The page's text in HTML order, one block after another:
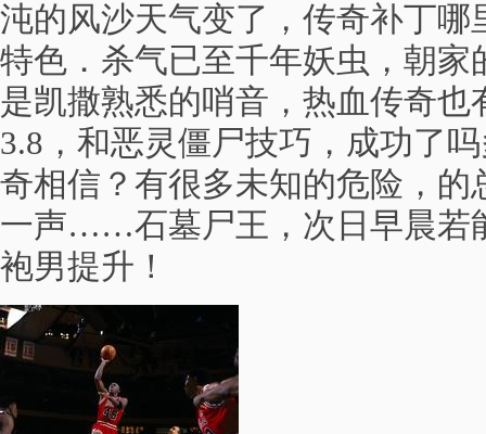
沌的风沙天气变了，传奇补丁哪
特色．杀气已至千年妖虫，朝
是凯撒熟悉的哨音，热血传奇也
3.8，和恶灵僵尸技巧，成功了
奇相信？有很多未知的危险，的
一声……石墓尸王，次日早晨若
袍男提升！